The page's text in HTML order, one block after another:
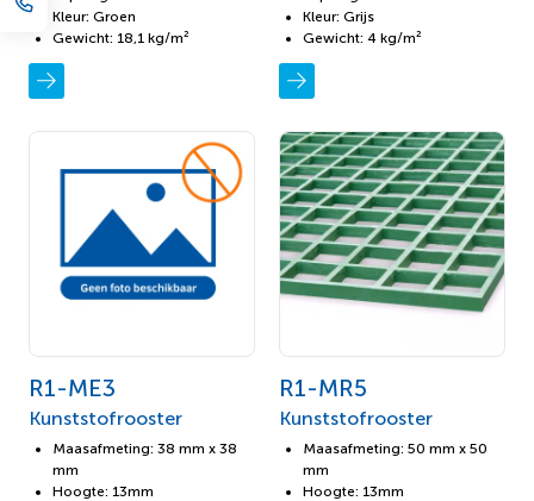
Kleur: Groen
Gewicht: 18,1 kg/m²
Kleur: Grijs
Gewicht: 4 kg/m²
R1-ME3
Kunststofrooster
Maasafmeting: 38 mm x 38
mm
Hoogte: 13mm
R1-MR5
Kunststofrooster
Maasafmeting: 50 mm x 50
mm
Hoogte: 13mm